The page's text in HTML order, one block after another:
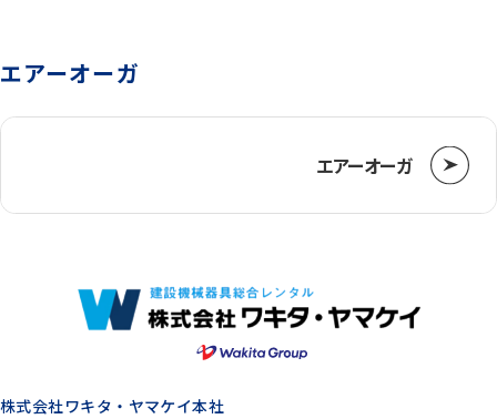
エアーオーガ
エアーオーガ
株式会社ワキタ・ヤマケイ本社